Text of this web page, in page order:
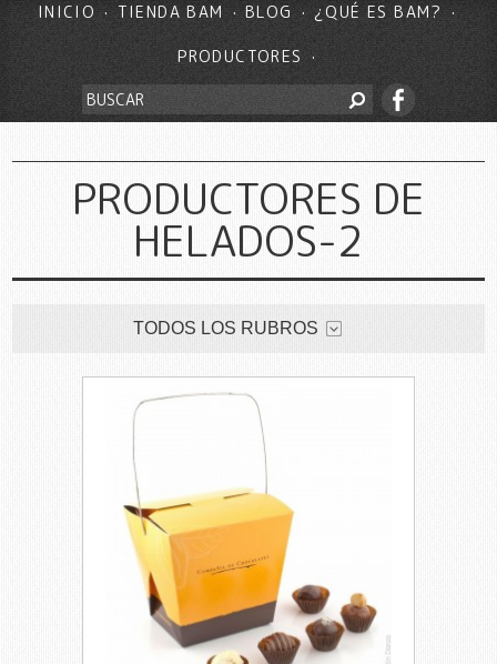
INICIO TIENDA BAM BLOG ¿QUÉ ES BAM?
PRODUCTORES
PRODUCTORES DE
HELADOS-2
TODOS LOS RUBROS